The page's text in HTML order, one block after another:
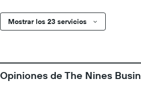
Mostrar los 23 servicios
Opiniones de The Nines